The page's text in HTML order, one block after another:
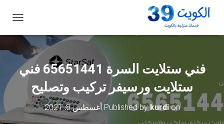
ب
ي
ا
ق
ل
فني ستلايت السرة 65651441 فني
ستلايت ورسيفر تركيب وتصليح
Published bykurdion أغسطس 8, 2021